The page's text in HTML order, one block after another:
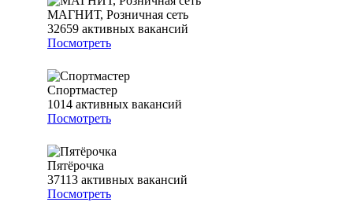
МАГНИТ, Розничная сеть
32659 активных вакансий
Посмотреть
Спортмастер
1014 активных вакансий
Посмотреть
Пятёрочка
37113 активных вакансий
Посмотреть